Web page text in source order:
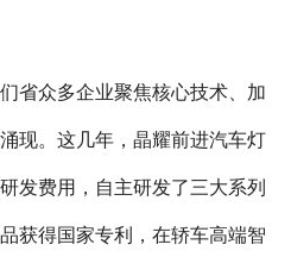
众多企业聚焦核心技术、加
现。这几年，晶耀前进汽车灯
发费用，自主研发了三大系列
获得国家专利，在轿车高端智